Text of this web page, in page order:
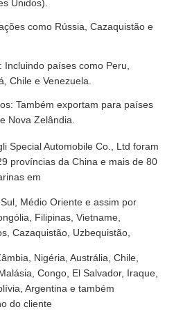
Unidos).
como Rússia, Cazaquistão e
Incluindo países como Peru,
Chile e Venezuela.
Também exportam para países
Nova Zelândia.
Special Automobile Co., Ltd foram
províncias da China e mais de 80
em
Médio Oriente e assim por
Filipinas, Vietname,
Cazaquistão, Uzbequistão,
Nigéria, Austrália, Chile,
Congo, El Salvador, Iraque,
Argentina e também
do cliente